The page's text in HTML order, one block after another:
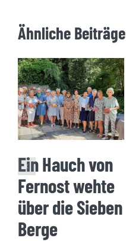
Ähnliche Beiträge
Ein Hauch von
Fernost wehte
über die Sieben
Berge